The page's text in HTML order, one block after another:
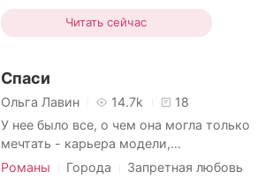
ненависть, что переросла в любовь и
обратно. Но, так ли это? Возможно, все
между ними измена Димы. Годы
прошли, жизни изменились, характеры
18+ / Эротика
Измена
Первая любовь
Похоть
Читать сейчас
Cпаси
Ольга Лавин 14.7k
18
У нее было все, о чем она могла только
мечтать - карьера модели,
замечательный парень и взаимная
Романы Города
Запретная любовь